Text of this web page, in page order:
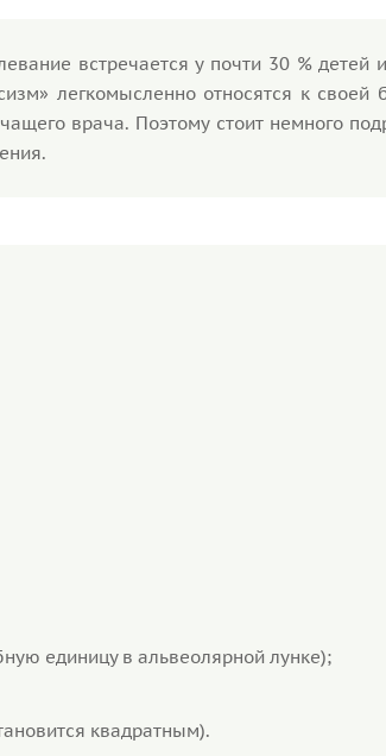
встречается у почти 30 %
легкомысленно относятся к своей
врача. Поэтому стоит немного
единицу в альвеолярной лунке);
квадратным).